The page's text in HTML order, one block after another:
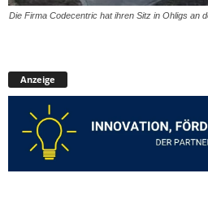
Die Firma Codecentric hat ihren Sitz in Ohligs an
Anzeige